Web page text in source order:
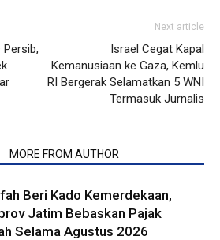
Persib,
Next article
Israel Cegat Kapal
Kemanusiaan ke Gaza, Kemlu
RI Bergerak Selamatkan 5 WNI
Termasuk Jurnalis
MORE FROM AUTHOR
Beri Kado Kemerdekaan,
Jatim Bebaskan Pajak
Selama Agustus 2026